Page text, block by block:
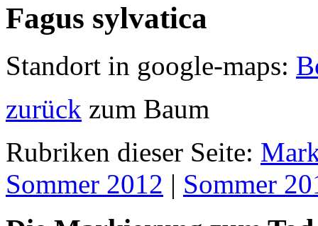
Fagus sylvatica
Standort in google-maps:
zurück zum Baum
Rubriken dieser Seite:
Sommer 2012 | Sommer